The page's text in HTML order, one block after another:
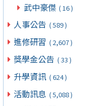
武中豪傑 ( 16 )
人事公告 ( 589 )
進修研習 ( 2,607 )
獎學金公告 ( 33 )
升學資訊 ( 624 )
活動訊息 ( 5,088 )